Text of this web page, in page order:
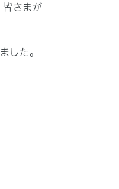
皆さまが
した。